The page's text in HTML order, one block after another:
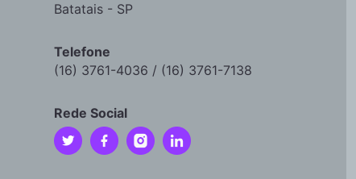
Batatais - SP
Telefone
(16) 3761-4036 / (16) 3761-7138
Rede Social